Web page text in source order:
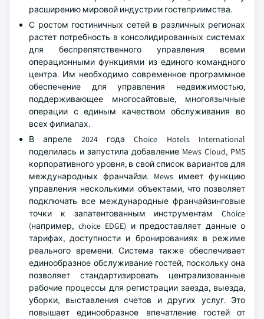
расширению мировой индустрии гостеприимства.
С ростом гостиничных сетей в различных регионах
растет потребность в консолидированных системах
для беспрепятственного управления всеми
операционными функциями из единого командного
центра. Им необходимо современное программное
обеспечение для управления недвижимостью,
поддерживающее многосайтовые, многоязычные
операции с единым качеством обслуживания во
всех филиалах.
В апреле 2024 года Choice Hotels International
поделилась и запустила добавление Mews Cloud, PMS
корпоративного уровня, в свой список вариантов для
международных франчайзи. Mews имеет функцию
управления несколькими объектами, что позволяет
подключать все международные франчайзинговые
точки к запатентованным инструментам Choice
(например, choice EDGE) и предоставляет данные о
тарифах, доступности и бронированиях в режиме
реального времени. Система также обеспечивает
единообразное обслуживание гостей, поскольку она
позволяет стандартизировать централизованные
рабочие процессы для регистрации заезда, выезда,
уборки, выставления счетов и других услуг. Это
повышает единообразное впечатление гостей от